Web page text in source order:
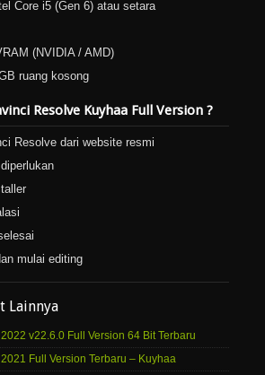
Core i5 (Gen 6) atau setara
(NVIDIA / AMD)
ruang kosong
Resolve Kuyhaa Full Version ?
Resolve dari website resmi
mulai editing
Lainnya
v22.6.0 Full Version 64 Bit Terbaru
Full Version Terbaru – Kuyhaa